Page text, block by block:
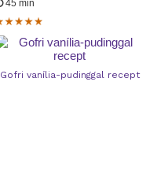
45 min
Gofri vanília-pudinggal recept